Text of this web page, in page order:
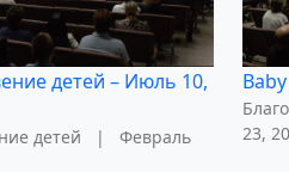
детей – Июль 10,
детей | Февраль
23,